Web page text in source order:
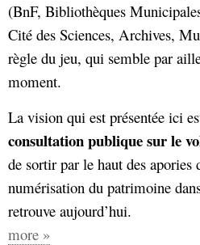
(BnF, Bibliothèques
Cité des Sciences, Archives,
règle du jeu, qui semble par
moment.
La vision qui est présentée ici
consultation publique sur le
de sortir par le haut des apories
numérisation du patrimoine
retrouve aujourd’hui.
more »